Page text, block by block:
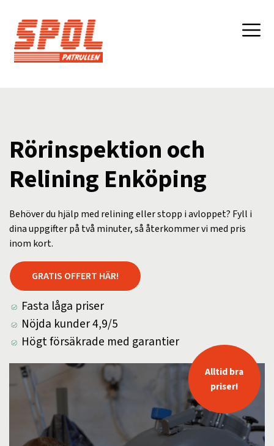
Rörinspektion och
Relining Enköping
Behöver du hjälp med relining eller stopp i avloppet? Fyll i
dina uppgifter på två minuter, så återkommer vi med pris
inom kort.
GRATIS OFFERT HÄR!
Fasta låga priser
Nöjda kunder 4,9/5
Högt försäkrade med garantier
Alltid bra
priser!